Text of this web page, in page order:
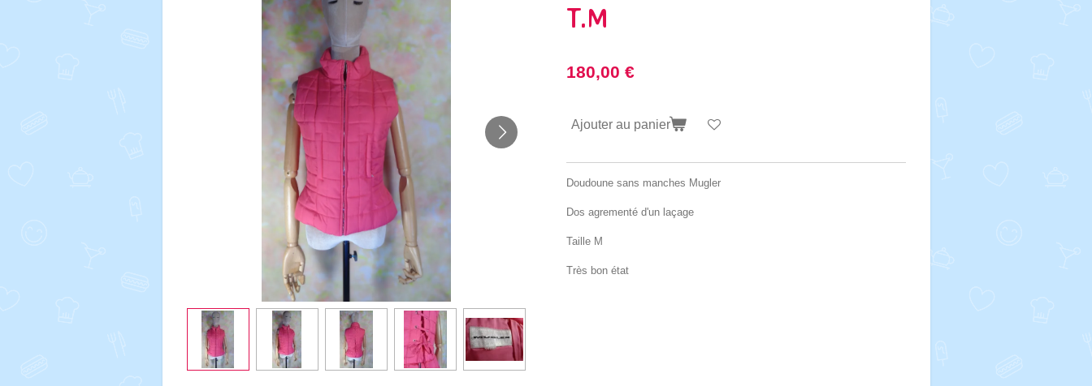
T.M
180,00 €
Ajouter au panier
Doudoune sans manches Mugler
Dos agrementé d'un laçage
Taille M
Très bon état